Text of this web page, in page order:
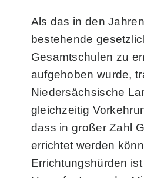
Als das in den
bestehende
Gesamtschulen zu
aufgehoben wurde,
Niedersächsische
gleichzeitig
dass in großer Zahl
errichtet werden
Errichtungshürden